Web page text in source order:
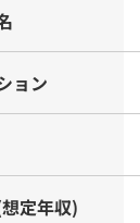
ョン
定年収)